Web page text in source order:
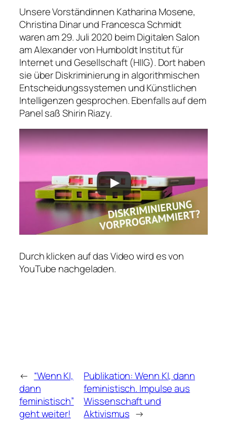
Unsere Vorständinnen Katharina Mosene,
Christina Dinar und Francesca Schmidt
waren am 29. Juli 2020 beim Digitalen Salon
am Alexander von Humboldt Institut für
Internet und Gesellschaft (HIIG). Dort haben
sie über Diskriminierung in algorithmischen
Entscheidungssystemen undKünstlichen
Intelligenzengesprochen. Ebenfalls auf dem
Panel saßShirin Riazy.
Durch klicken auf das Video wird es von
YouTube nachgeladen.
← “Wenn KI,
dann
feministisch”
geht weiter!
Publikation: Wenn KI, dann
feministisch. Impulse aus
Wissenschaft und
Aktivismus →